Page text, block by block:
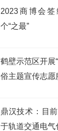
2023商博会
个“之最”
鹤壁示范区开展
俗主题宣传志愿
鼎汉技术：目
于轨道交通电气